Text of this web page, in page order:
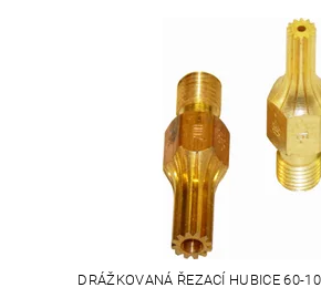
DRÁŽKOVANÁ ŘEZACÍ HUBICE 60-